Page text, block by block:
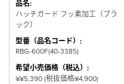
品名:
ハッチガード フッ素加工（ブラ
ック）
型番（品名コード）:
RBG-600F(40-3385)
希望小売価格（税込）:
¥¥5,390 (税抜価格¥4,900)